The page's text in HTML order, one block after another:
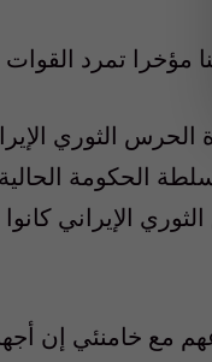
الثوري
الحكومة
الإيراني
مع خامنئي إن